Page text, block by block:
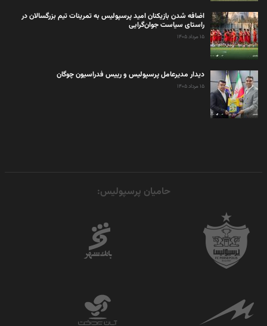
اضافه شدن بازیکنان امید پرسپولیس به تمرینات تیم بزرگسالان در
راستای سیاست جوان‌گرایی
۱۵ مرداد ۱۴۰۵
دیدار مدیرعامل پرسپولیس و رییس فدراسیون چوگان
۱۵ مرداد ۱۴۰۵
حامیان پرسپولیس: